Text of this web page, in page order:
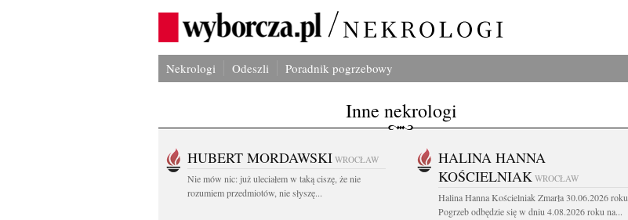
Nekrologi Odeszli Poradnik pogrzebowy
Inne nekrologi
HUBERT MORDAWSKI WROCŁAW
Nie mów nic: już uleciałem w taką ciszę, że nie
rozumiem przedmiotów, nie słyszę...
HALINA HANNA
KOŚCIELNIAK WROCŁAW
Halina Hanna Kościelniak Zmarła 30.06.2026 roku
Pogrzeb odbędzie się w dniu 4.08.2026 roku na...